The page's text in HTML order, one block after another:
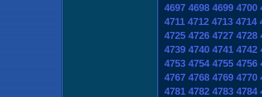
4697 4698 4699 4700
4711 4712 4713 4714
4725 4726 4727 4728
4739 4740 4741 4742
4753 4754 4755 4756
4767 4768 4769 4770
4781 4782 4783 4784